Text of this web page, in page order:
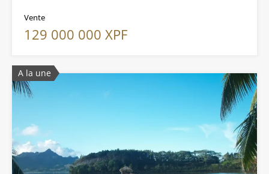
Vente
129 000 000 XPF
A la une